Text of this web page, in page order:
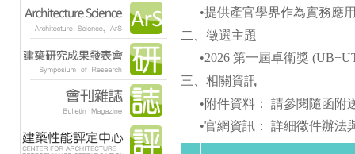
•提供產官學界作為實務應
二、徵選主題
•2026 第一屆卓衛獎
三、相關資訊
•附件資料： 請參閱隨函附
•官網資訊： 詳細徵件辦法